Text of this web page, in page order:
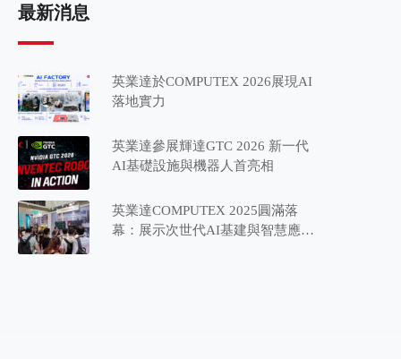
最新消息
英業達於COMPUTEX 2026展現AI
落地實力
英業達參展輝達GTC 2026 新一代
AI基礎設施與機器人首亮相
英業達COMPUTEX 2025圓滿落
幕：展示次世代AI基建與智慧應用